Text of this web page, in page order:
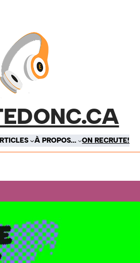
À PROPOS… ON RECRUTE!